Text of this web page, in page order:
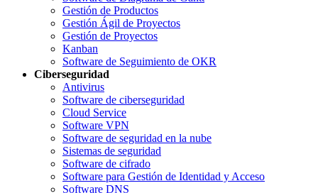
Gestión de Productos
Gestión Ágil de Proyectos
Gestión de Proyectos
Kanban
Software de Seguimiento de OKR
Ciberseguridad
Antivirus
Software de ciberseguridad
Cloud Service
Software VPN
Software de seguridad en la nube
Sistemas de seguridad
Software de cifrado
Software para Gestión de Identidad y Acceso
Software DNS